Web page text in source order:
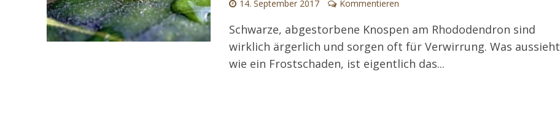
14. September 2017 Kommentieren
Schwarze, abgestorbene Knospen am Rhododendron sind
wirklich ärgerlich und sorgen oft für Verwirrung. Was aussieht
wie ein Frostschaden, ist eigentlich das...